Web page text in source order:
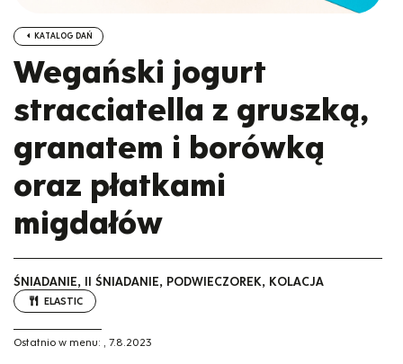
KATALOG DAŃ
Wegański jogurt
stracciatella z gruszką,
granatem i borówką
oraz płatkami
migdałów
ŚNIADANIE, II ŚNIADANIE, PODWIECZOREK, KOLACJA
ELASTIC
Ostatnio w menu: , 7.8.2023